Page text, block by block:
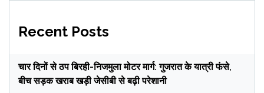
Recent Posts
चार दिनों से ठप बिरही-निजमुला मोटर मार्ग: गुजरात के यात्री फंसे,
बीच सड़क खराब खड़ी जेसीबी से बढ़ी परेशानी